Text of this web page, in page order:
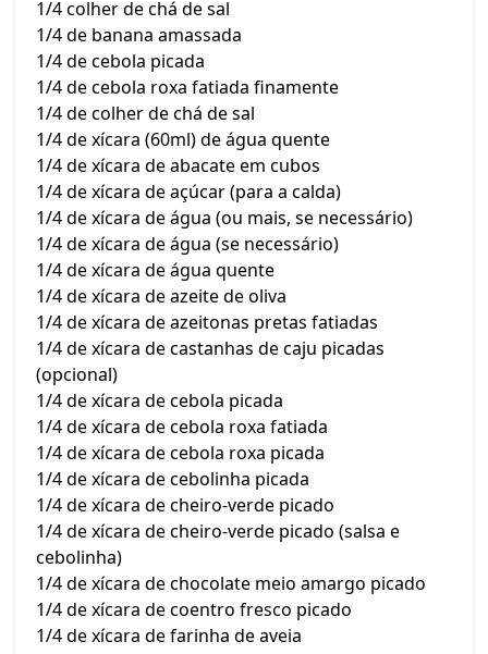
1/4 colher de chá de sal
1/4 de banana amassada
1/4 de cebola picada
1/4 de cebola roxa fatiada finamente
1/4 de colher de chá de sal
1/4 de xícara (60ml) de água quente
1/4 de xícara de abacate em cubos
1/4 de xícara de açúcar (para a calda)
1/4 de xícara de água (ou mais, se necessário)
1/4 de xícara de água (se necessário)
1/4 de xícara de água quente
1/4 de xícara de azeite de oliva
1/4 de xícara de azeitonas pretas fatiadas
1/4 de xícara de castanhas de caju picadas
(opcional)
1/4 de xícara de cebola picada
1/4 de xícara de cebola roxa fatiada
1/4 de xícara de cebola roxa picada
1/4 de xícara de cebolinha picada
1/4 de xícara de cheiro-verde picado
1/4 de xícara de cheiro-verde picado (salsa e
cebolinha)
1/4 de xícara de chocolate meio amargo picado
1/4 de xícara de coentro fresco picado
1/4 de xícara de farinha de aveia